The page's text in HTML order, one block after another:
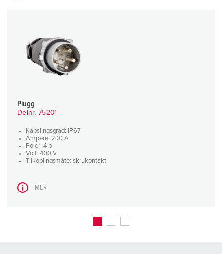
Plugg
Delnr. 75201
Kapslingsgrad: IP67
Ampere: 200 A
Poler: 4 p
Volt: 400 V
Tilkoblingsmåte: skrukontakt
MER